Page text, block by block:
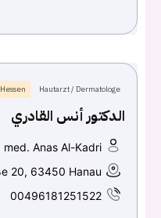
Hautarzt / Dermatologe
Hessen
الدكتور أنس القادري
med. Anas Al-Kadri
20, 63450 Hanau
00496181251522